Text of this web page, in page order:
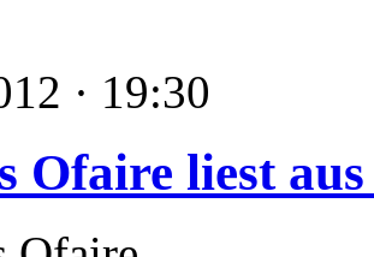
· 19:30
Ofaire liest